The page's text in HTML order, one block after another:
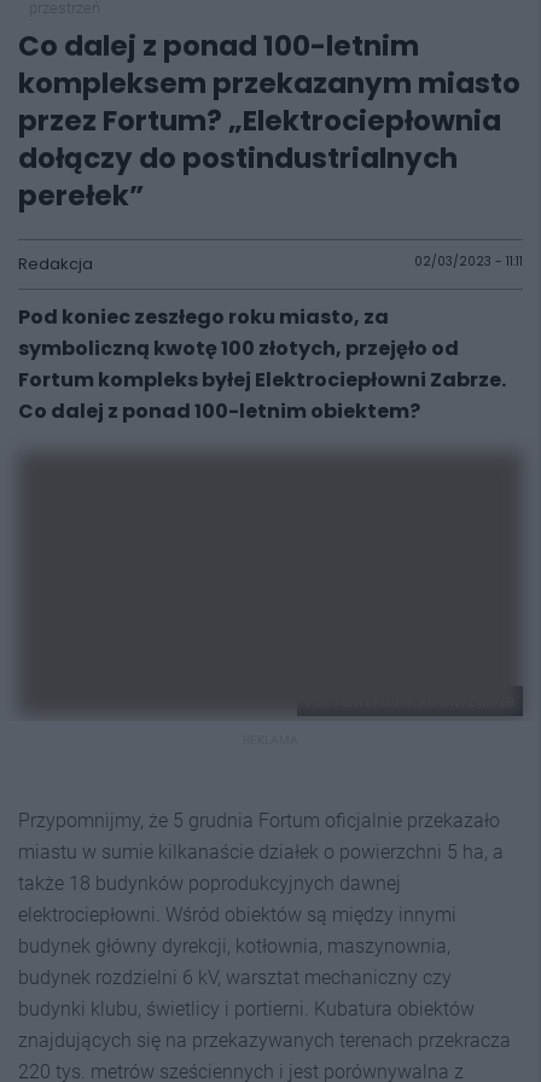
Co dalej z ponad 100-letnim
kompleksem przekazanym miasto
przez Fortum? „Elektrociepłownia
dołączy do postindustrialnych
perełek”
Redakcja 02/03/2023 - 11:11
Pod koniec zeszłego roku miasto, za
symboliczną kwotę 100 złotych, przejęło od
Fortum kompleks byłej Elektrociepłowni Zabrze.
Co dalej z ponad 100-letnim obiektem?
Przypomnijmy, że 5 grudnia Fortum oficjalnie przekazało
miastu w sumie kilkanaście działek o powierzchni 5 ha, a
także 18 budynków poprodukcyjnych dawnej
elektrociepłowni. Wśród obiektów są między innymi
budynek główny dyrekcji, kotłownia, maszynownia,
budynek rozdzielni 6 kV, warsztat mechaniczny czy
budynki klubu, świetlicy i portierni. Kubatura obiektów
znajdujących się na przekazywanych terenach przekracza
220 tys. metrów sześciennych i jest porównywalna z